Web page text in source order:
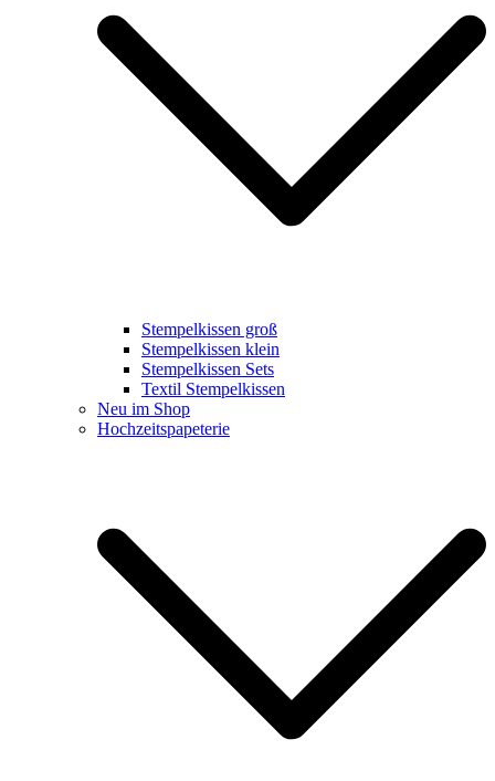
Stempelkissen groß
Stempelkissen klein
Stempelkissen Sets
Textil Stempelkissen
Neu im Shop
Hochzeitspapeterie